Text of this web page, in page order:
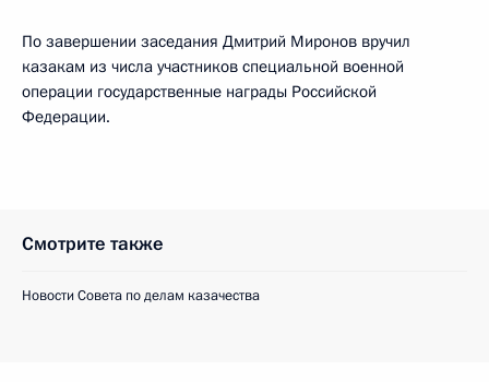
По завершении заседания Дмитрий Миронов вручил
казакам из числа участников специальной военной
операции государственные награды Российской
Федерации.
Смотрите также
Новости Совета по делам казачества